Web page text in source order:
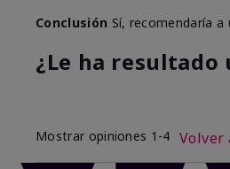
Conclusión Sí, recomendaría a
¿Le ha
Mostrar opiniones 1-4 Volver